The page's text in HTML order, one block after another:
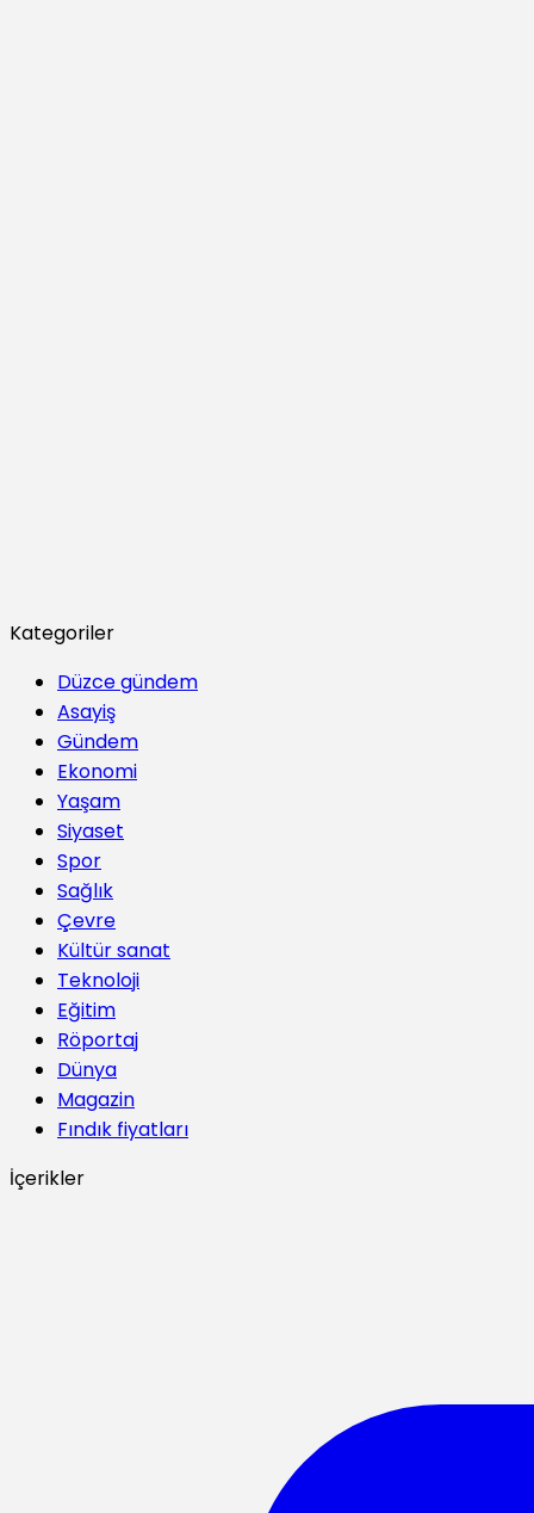
Kategoriler
Düzce gündem
Asayiş
Gündem
Ekonomi
Yaşam
Siyaset
Spor
Sağlık
Çevre
Kültür sanat
Teknoloji
Eğitim
Röportaj
Dünya
Magazin
Fındık fiyatları
İçerikler